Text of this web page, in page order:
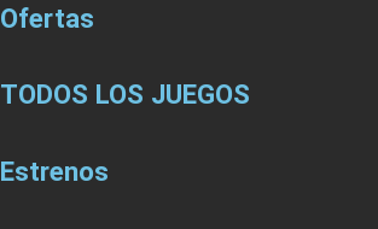
Ofertas
TODOS LOS JUEGOS
Estrenos